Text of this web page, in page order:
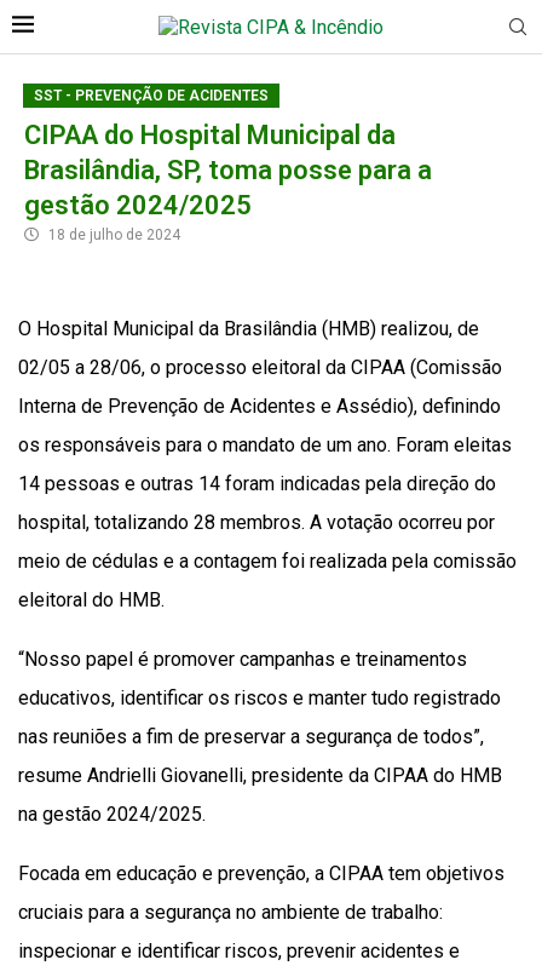
SST - PREVENÇÃO DE ACIDENTES
CIPAA do Hospital Municipal da
Brasilândia, SP, toma posse para a
gestão 2024/2025
18 de julho de 2024
O Hospital Municipal da Brasilândia (HMB) realizou, de
02/05 a 28/06, o processo eleitoral da CIPAA (Comissão
Interna de Prevenção de Acidentes e Assédio), definindo
os responsáveis para o mandato de um ano. Foram eleitas
14 pessoas e outras 14 foram indicadas pela direção do
hospital, totalizando 28 membros. A votação ocorreu por
meio de cédulas e a contagem foi realizada pela comissão
eleitoral do HMB.
“Nosso papel é promover campanhas e treinamentos
educativos, identificar os riscos e manter tudo registrado
nas reuniões a fim de preservar a segurança de todos”,
resume Andrielli Giovanelli, presidente da CIPAA do HMB
na gestão 2024/2025.
Focada em educação e prevenção, a CIPAA tem objetivos
cruciais para a segurança no ambiente de trabalho:
inspecionar e identificar riscos, prevenir acidentes e